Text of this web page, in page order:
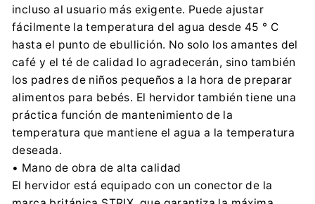
incluso al usuario más exigente. Puede ajustar
fácilmente la temperatura del agua desde 45 ° C
hasta el punto de ebullición. No solo los amantes del
café y el té de calidad lo agradecerán, sino también
los padres de niños pequeños a la hora de preparar
alimentos para bebés. El hervidor también tiene una
práctica función de mantenimiento de la
temperatura que mantiene el agua a la temperatura
deseada.
• Mano de obra de alta calidad
El hervidor está equipado con un conector de la